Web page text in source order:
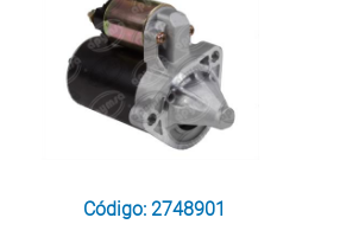
Código: 2748901